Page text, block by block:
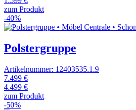
zum Produkt
-40%
Polstergruppe
Artikelnummer: 12403535.1.9
7.499 €
4.499 €
zum Produkt
-50%